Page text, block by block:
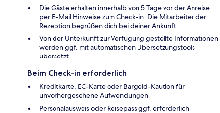
Die Gäste erhalten innerhalb von 5 Tage vor der Anreise
per E-Mail Hinweise zum Check-in. Die Mitarbeiter der
Rezeption begrüßen dich bei deiner Ankunft.
Von der Unterkunft zur Verfügung gestellte Informationen
werden ggf. mit automatischen Übersetzungstools
übersetzt.
Beim Check-in erforderlich
Kreditkarte, EC-Karte oder Bargeld-Kaution für
unvorhergesehene Aufwendungen
Personalausweis oder Reisepass ggf. erforderlich